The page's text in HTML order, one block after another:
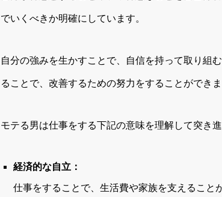
でいくべきか明確にしています。
自分の強みを生かすことで、自信を持って取り組
ることで、改善するための努力をすることができま
モテる男は仕事をする下記の意味を理解して突き進
経済的な自立：
仕事をすることで、生活費や家族を支えること